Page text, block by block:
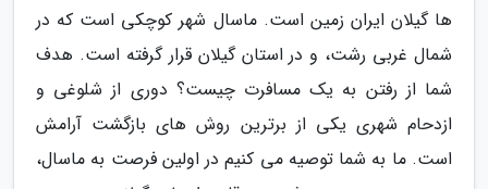
ها گیلان ایران زمین است. ماسال شهر کوچکی است که در
شمال غربی رشت، و در استان گیلان قرار گرفته است. هدف
شما از رفتن به یک مسافرت چیست؟ دوری از شلوغی و
ازدحام شهری یکی از برترین روش های بازگشت آرامش
است. ما به شما توصیه می کنیم در اولین فرصت به ماسال،